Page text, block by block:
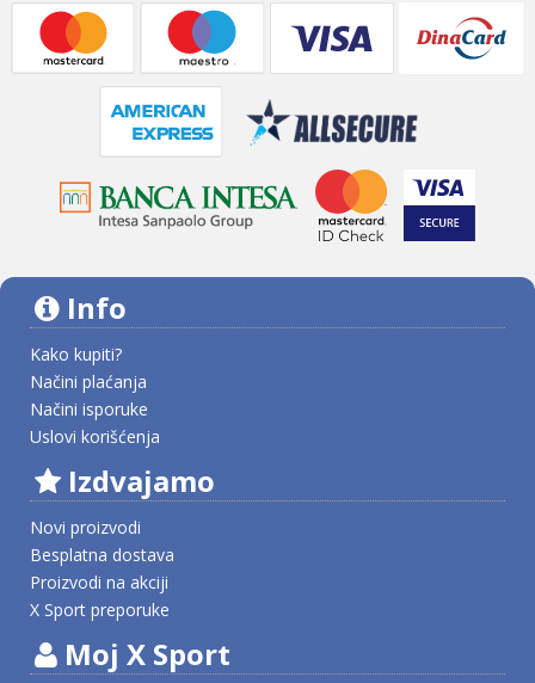
Info
Kako kupiti?
Načini plaćanja
Načini isporuke
Uslovi korišćenja
Izdvajamo
Novi proizvodi
Besplatna dostava
Proizvodi na akciji
X Sport preporuke
Moj X Sport